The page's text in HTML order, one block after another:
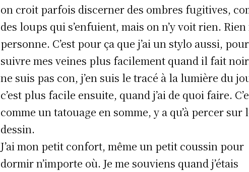
on croit parfois discerner des ombres fugitives,
des loups qui s’enfuient, mais on n’y voit rien. Rien
personne. C’est pour ça que j’ai un stylo aussi, pour
suivre mes veines plus facilement quand il fait
ne suis pas con, j’en suis le tracé à la lumière du
c’est plus facile ensuite, quand j’ai de quoi faire.
comme un tatouage en somme, y a qu’à percer sur
dessin.
J’ai mon petit confort, même un petit coussin pour
dormir n’importe où. Je me souviens quand j’étais